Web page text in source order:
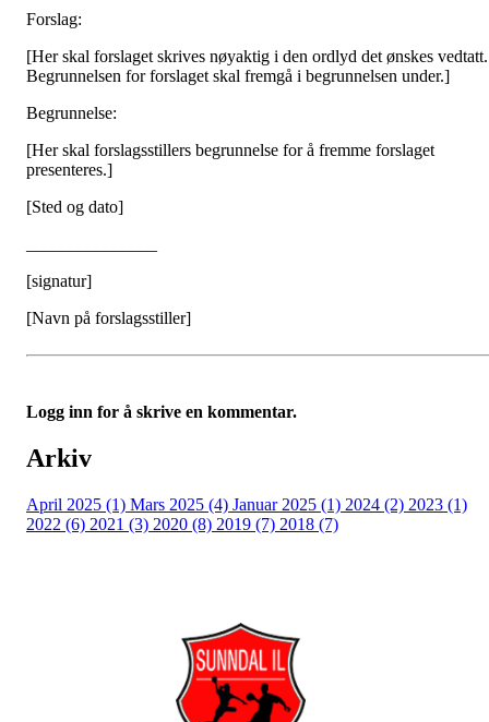
Forslag:
[Her skal forslaget skrives nøyaktig i den ordlyd det ønskes vedtatt.
Begrunnelsen for forslaget skal fremgå i begrunnelsen under.]
Begrunnelse:
[Her skal forslagsstillers begrunnelse for å fremme forslaget
presenteres.]
[Sted og dato]
[signatur]
[Navn på forslagsstiller]
Logg inn for å skrive en kommentar.
Arkiv
April 2025 (1) Mars 2025 (4) Januar 2025 (1) 2024 (2) 2023 (1)
2022 (6) 2021 (3) 2020 (8) 2019 (7) 2018 (7)